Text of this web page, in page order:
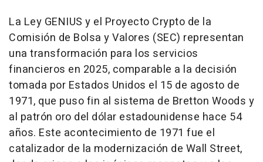
La Ley GENIUS y el Proyecto Crypto de la
Comisión de Bolsa y Valores (SEC) representan
una transformación para los servicios
financieros en 2025, comparable a la decisión
tomada por Estados Unidos el 15 de agosto de
1971, que puso fin al sistema de Bretton Woods y
al patrón oro del dólar estadounidense hace 54
años. Este acontecimiento de 1971 fue el
catalizador de la modernización de Wall Street,